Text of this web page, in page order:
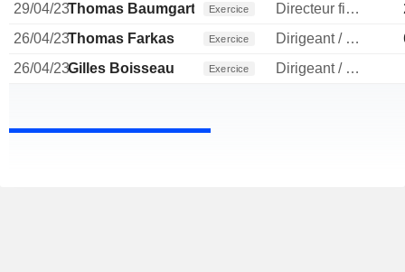
29/04/23Thomas BaumgartnerExercice Directeur financier
26/04/23Thomas Farkas Exercice Dirigeant / cadre principal
26/04/23Gilles Boisseau Exercice Dirigeant / cadre principal